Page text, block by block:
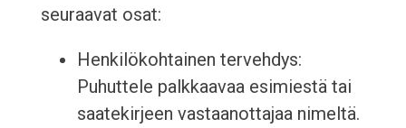
seuraavat osat:
Henkilökohtainen tervehdys:
Puhuttele palkkaavaa esimiestä tai
saatekirjeen vastaanottajaa nimeltä.